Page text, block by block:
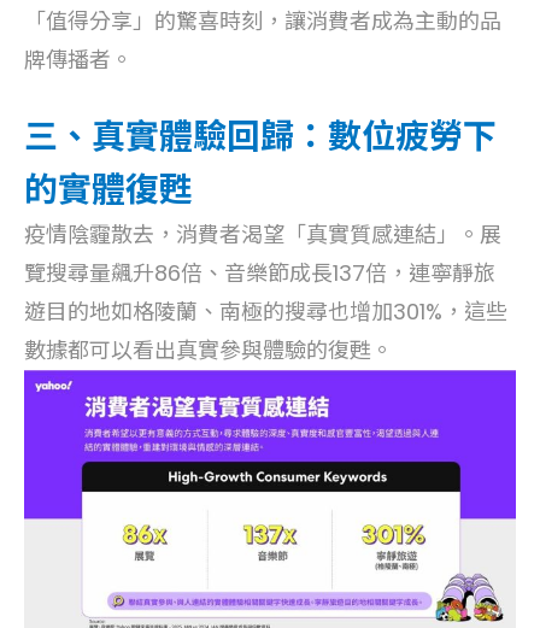
「值得分享」的驚喜時刻，讓消費者成為主動的品
牌傳播者。
三、真實體驗回歸：數位疲勞下
的實體復甦
疫情陰霾散去，消費者渴望「真實質感連結」。展
覽搜尋量飆升86倍、音樂節成長137倍，連寧靜旅
遊目的地如格陵蘭、南極的搜尋也增加301%，這些
數據都可以看出真實參與體驗的復甦。